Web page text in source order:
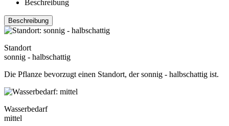
Beschreibung
Beschreibung
Standort
sonnig - halbschattig
Die Pflanze bevorzugt einen Standort, der sonnig - halbschattig ist.
Wasserbedarf
mittel